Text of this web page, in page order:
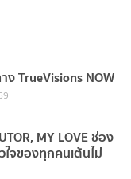
TrueVisions NOW
MY LOVE ช่อง
จของทุกคนเต้นไม่